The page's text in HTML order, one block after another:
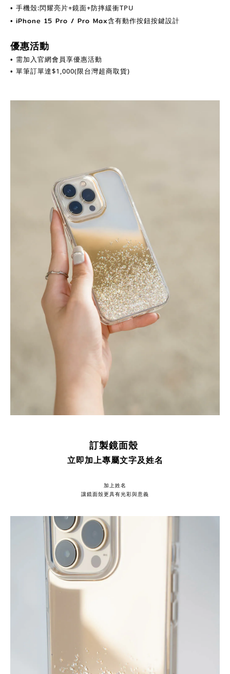
• 手機殼:閃耀亮片+鏡面+防摔緩衝TPU
• iPhone 15 Pro / Pro Max含有動作按鈕按鍵設計
優惠活動
• 需加入官網會員享優惠活動
• 單筆訂單達$1,000(限台灣超商取貨)
訂製鏡面殼
立即加上專屬文字及姓名
加上姓名
讓鏡面殼更具有光彩與意義